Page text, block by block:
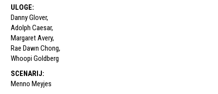
ULOGE:
Danny Glover,
Adolph Caesar,
Margaret Avery,
Rae Dawn Chong,
Whoopi Goldberg
SCENARIJ:
Menno Meyjes